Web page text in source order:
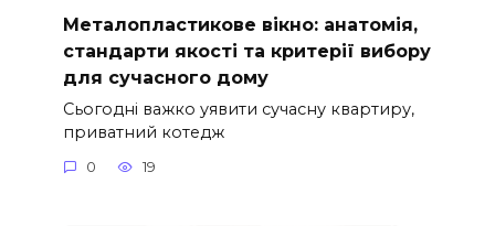
Металопластикове вікно: анатомія,
стандарти якості та критерії вибору
для сучасного дому
Сьогодні важко уявити сучасну квартиру,
приватний котедж
0 19